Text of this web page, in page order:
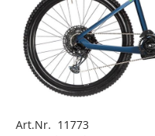
Art.Nr. 11773